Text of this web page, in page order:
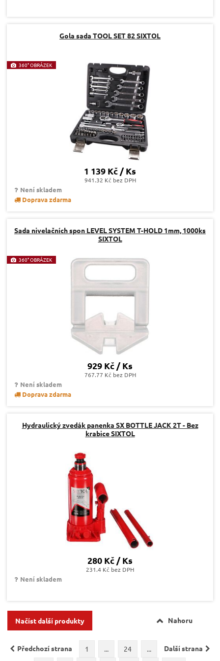
Gola sada TOOL SET 82 SIXTOL
360° OBRÁZEK
1 139 Kč / Ks
941.32 Kč bez DPH
Není skladem
Doprava zdarma
Sada nivelačních spon LEVEL SYSTEM T-HOLD 1mm, 1000ks
SIXTOL
360° OBRÁZEK
929 Kč / Ks
767.77 Kč bez DPH
Není skladem
Doprava zdarma
Hydraulický zvedák panenka SX BOTTLE JACK 2T - Bez
krabice SIXTOL
280 Kč / Ks
231.4 Kč bez DPH
Není skladem
Načíst další produkty Nahoru
Předchozí strana Další strana
1 ... 24
...